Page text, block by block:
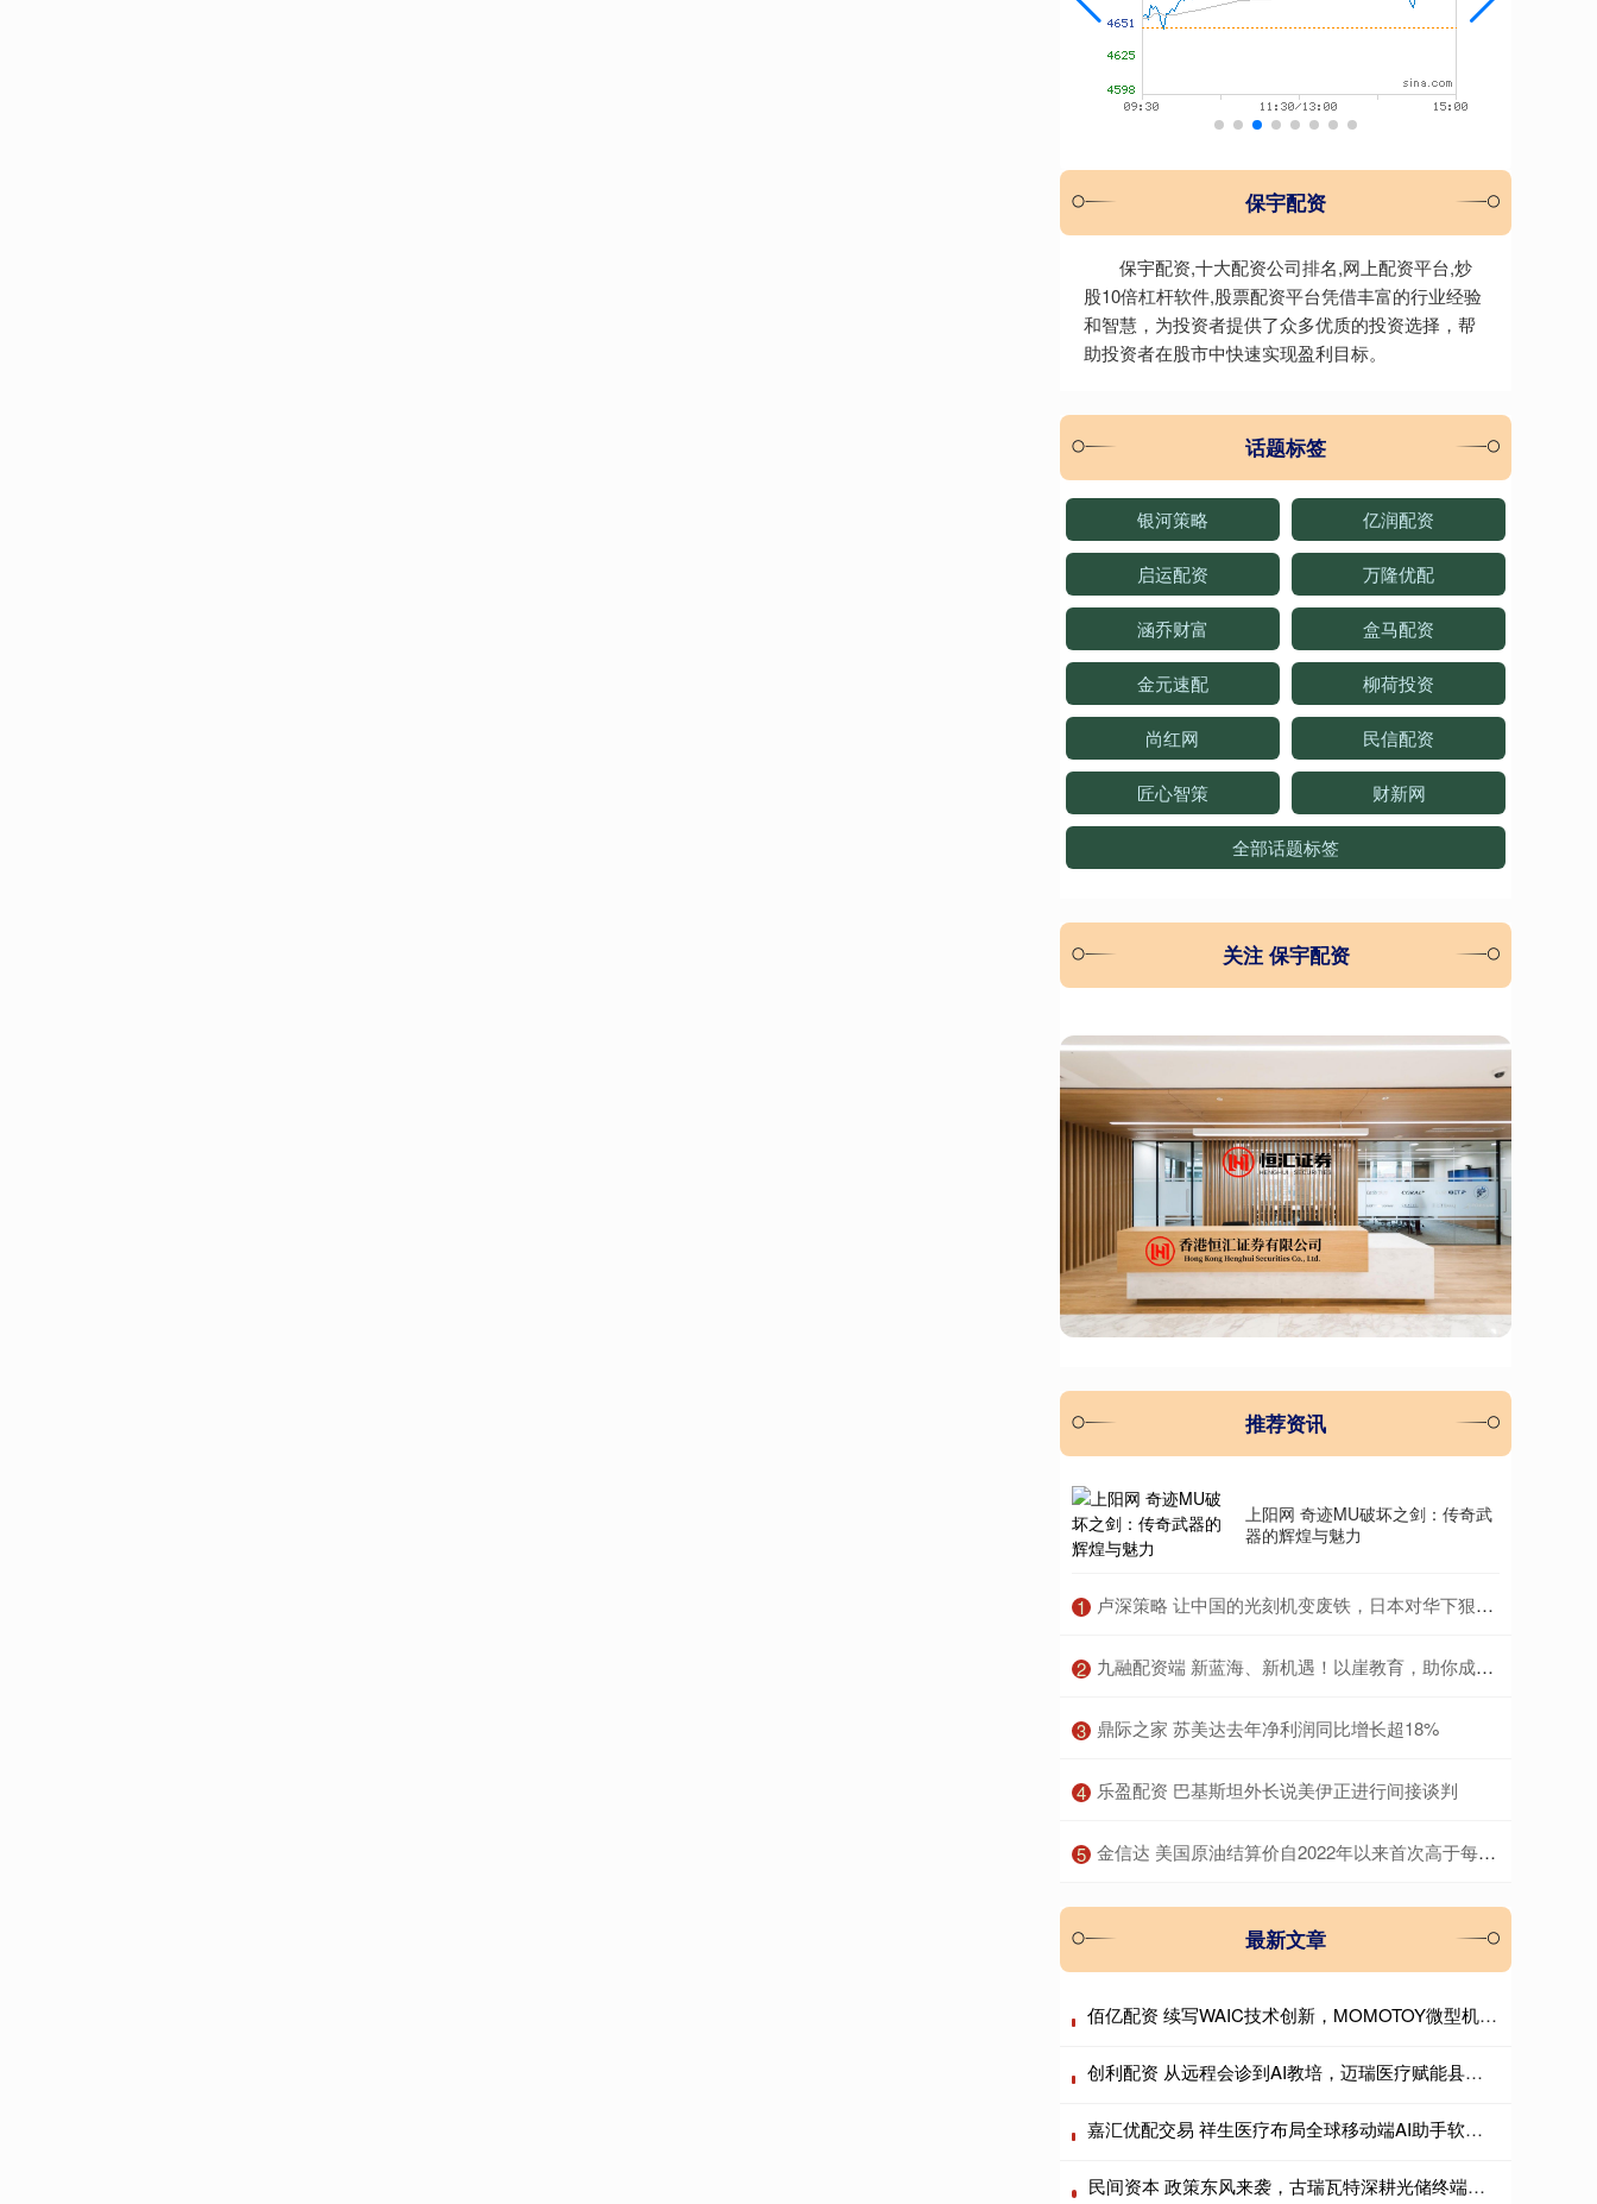
保宇配资
保宇配资,十大配资公司排名,网上配资平台,炒
股10倍杠杆软件,股票配资平台凭借丰富的行业经验
和智慧，为投资者提供了众多优质的投资选择，帮
助投资者在股市中快速实现盈利目标。
话题标签
银河策略 亿润配资
启运配资 万隆优配
涵乔财富 盒马配资
金元速配 柳荷投资
尚红网 民信配资
匠心智策 财新网
全部话题标签
关注 保宇配资
推荐资讯
上阳网 奇迹MU破坏之剑：传奇武
器的辉煌与魅力
1 ​卢深策略 让中国的光刻机变废铁，日本对华下狠手，外媒：比美国人还绝
2 ​九融配资端 新蓝海、新机遇！以崖教育，助你成为新技能人才
3 ​鼎际之家 苏美达去年净利润同比增长超18%
4 ​乐盈配资 巴基斯坦外长说美伊正进行间接谈判
5 ​金信达 美国原油结算价自2022年以来首次高于每桶110美元
最新文章
佰亿配资 续写WAIC技术创新，MOMOTOY微型机芯让科技贴近烟火日常
创利配资 从远程会诊到AI教培，迈瑞医疗赋能县域超声医学中心
嘉汇优配交易 祥生医疗布局全球移动端AI助手软件，构筑差异化服务生态
民间资本 政策东风来袭，古瑞瓦特深耕光储终端市场